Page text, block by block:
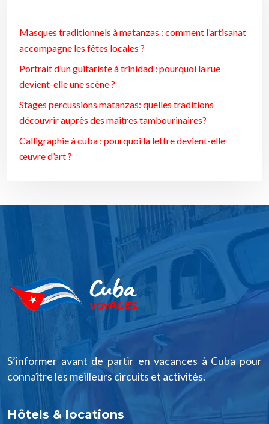
Masques traditionnels à matanzas : comment l’artisanat
accompagne les fêtes locales ?
Portrait d’un guitariste à trinidad : pourquoi la rue
devient-elle une scène ?
Stages percussions matanzas: quelles traditions
découvrir auprès des maîtres tambourinaires?
Calligraphie à cuba : pourquoi la lettre devient-elle
œuvre d’art ?
S’informer avant de partir en vacances à Cuba pour
connaître les meilleurs circuits et activités.
Hôtels & locations